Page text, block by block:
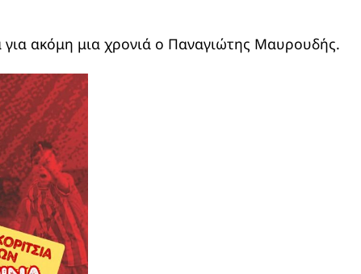
για ακόμη μια χρονιά ο Παναγιώτης Μαυρουδής.